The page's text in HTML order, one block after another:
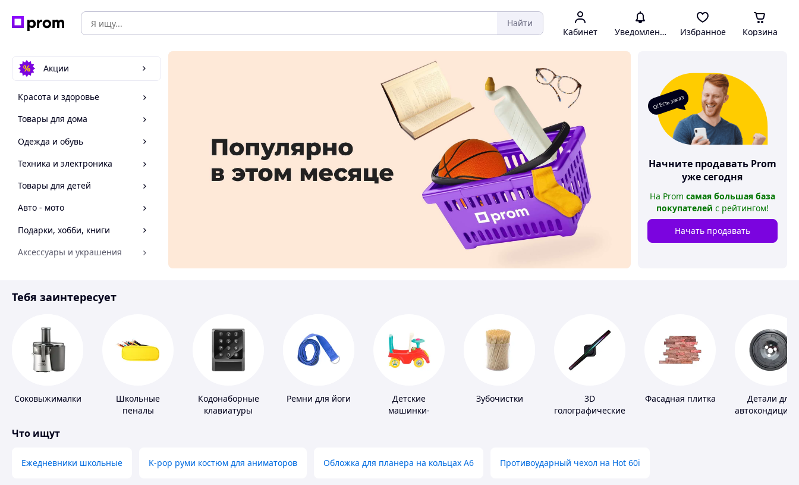
Найти
Кабинет Уведомления Избранное Корзина
Акции
Красота и здоровье
Товары для дома
Одежда и обувь
Техника и электроника
Товары для детей
Авто - мото
Подарки, хобби, книги
Аксессуары и украшения
Спорт и отдых
О! Есть заказ
Начните продавать Prom
уже сегодня
На Prom самая большая база
покупателей с рейтингом!
Начать продавать
Тебя заинтересует
Соковыжималки
Школьные
пеналы
Кодонаборные
клавиатуры
Ремни для йоги
Детские
машинки-
Зубочистки
3D
голографические
Фасадная плитка
Детали для
Что ищут
Ежедневники школьные K-pop руми костюм для аниматоров Обложка для планера на кольцах А6 Противоударный чехол на Hot 60i